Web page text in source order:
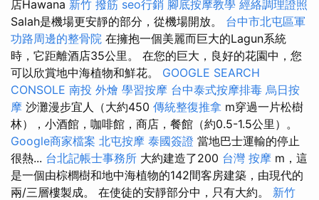
店Hawana 新竹 撥筋 seo行銷 腳底按摩教學 經絡調理證照
Salah是機場更安靜的部分，從機場開放。 台中市北屯區軍
功路周邊的整骨院 在擁抱一個美麗而巨大的Lagun系統
時，它距離酒店35公里。 在您的巨大，良好的花園中，您
可以欣賞地中海植物和鮮花。 GOOGLE SEARCH
CONSOLE 南投 外燴 學習按摩 台中泰式按摩排毒 烏日按
摩 沙灘漫步宜人（大約450 傳統整復推拿 m穿過一片松樹
林），小酒館，咖啡館，商店，餐館（約0.5-1.5公里）。
Google商家檔案 北屯按摩 泰國簽證 當地巴士運輸的停止
很熱... 台北記帳士事務所 大約建造了200 台灣 按摩 m，這
是一個由棕櫚樹和地中海植物的142間客房建築，由現代的
兩/三層樓製成。 在使徒的安靜部分中，只有大約。 新竹